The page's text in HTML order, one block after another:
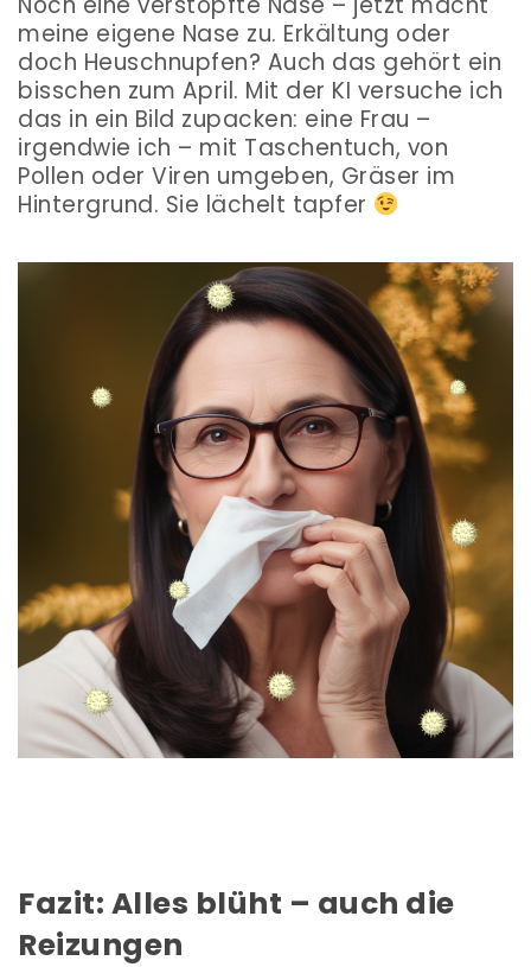
meine eigene Nase zu. Erkältung oder
doch Heuschnupfen? Auch das gehört ein
bisschen zum April. Mit der KI versuche ich
das in ein Bild zupacken: eine Frau –
irgendwie ich – mit Taschentuch, von
Pollen oder Viren umgeben, Gräser im
Hintergrund. Sie lächelt tapfer
Fazit: Alles blüht – auch die
Reizungen